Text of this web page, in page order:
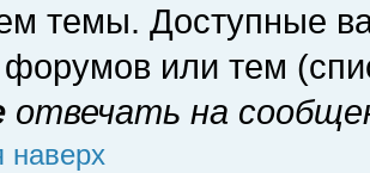
темы. Доступные
форумов или тем
отвечать на
наверх